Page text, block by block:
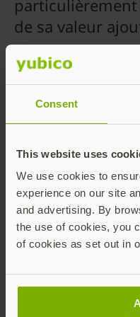
Consent
This website uses
We use cookies to
experience on our site
and advertising. By
the use of cookies, you
of cookies as set out in
de sa valeur
Reflétant les
l’évolution des
ce changement
nouvelles idées
L’entreprise
répondre aux
organisations
en urgence des
modernes
à leur base